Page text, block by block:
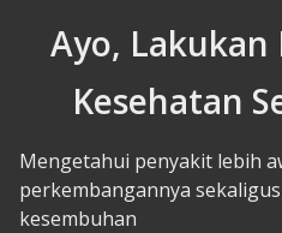
Ayo, Lakukan
Kesehatan
Mengetahui penyakit lebih
perkembangannya
kesembuhan